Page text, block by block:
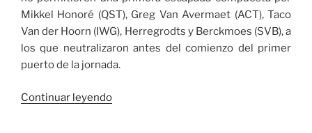
Mikkel Honoré (QST), Greg Van Avermaet (ACT), Taco
Van der Hoorn (IWG), Herregrodts y Berckmoes (SVB), a
los que neutralizaron antes del comienzo del primer
puerto de la jornada.
Continuar leyendo«Wout